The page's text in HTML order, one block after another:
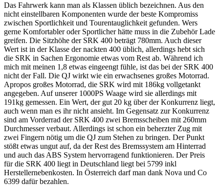
Das Fahrwerk kann man als Klassen üblich bezeichnen. Aus den
nicht einstellbaren Komponenten wurde der beste Kompromiss
zwischen Sportlichkeit und Tourentauglichkeit gefunden. Wers
gerne Komfortabler oder Sportlicher hätte muss in die Zubehör Lade
greifen. Die Sitzhöhe der SRK 400 beträgt 780mm. Auch dieser
Wert ist in der Klasse der nackten 400 üblich, allerdings hebt sich
die SRK in Sachen Ergonomie etwas vom Rest ab. Während ich
mich mit meinen 1,8 etwas eingeengt fühle, ist das bei der SRK 400
nicht der Fall. Die QJ wirkt wie ein erwachsenes großes Motorrad.
Apropos großes Motorrad, die SRK wird mit 186kg vollgetankt
angegeben. Auf unserer 1000PS Waage wird sie allerdings mit
191kg gemessen. Ein Wert, der gut 20 kg über der Konkurrenz liegt,
auch wenn man es ihr nicht ansieht. Im Gegensatz zur Konkurrenz
sind am Vorderrad der SRK 400 zwei Bremsscheiben mit 260mm
Durchmesser verbaut. Allerdings ist schon ein beherzter Zug mit
zwei Fingern nötig um die QJ zum Stehen zu bringen. Der Punkt
stößt etwas ungut auf, da der Rest des Bremssystem am Hinterrad
und auch das ABS System hervorragend funktionieren. Der Preis
für die SRK 400 liegt in Deutschland liegt bei 5799 inkl
Herstellernebenkosten. In Österreich darf man dank Nova und Co
6399 dafür bezahlen.